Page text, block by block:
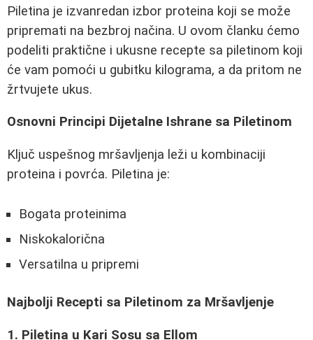
Piletina je izvanredan izbor proteina koji se može
pripremati na bezbroj načina. U ovom članku ćemo
podeliti praktične i ukusne recepte sa piletinom koji
će vam pomoći u gubitku kilograma, a da pritom ne
žrtvujete ukus.
Osnovni Principi Dijetalne Ishrane sa Piletinom
Ključ uspešnog mršavljenja leži u kombinaciji
proteina i povrća. Piletina je:
Bogata proteinima
Niskokalorična
Versatilna u pripremi
Najbolji Recepti sa Piletinom za Mršavljenje
1. Piletina u Kari Sosu sa Ellom